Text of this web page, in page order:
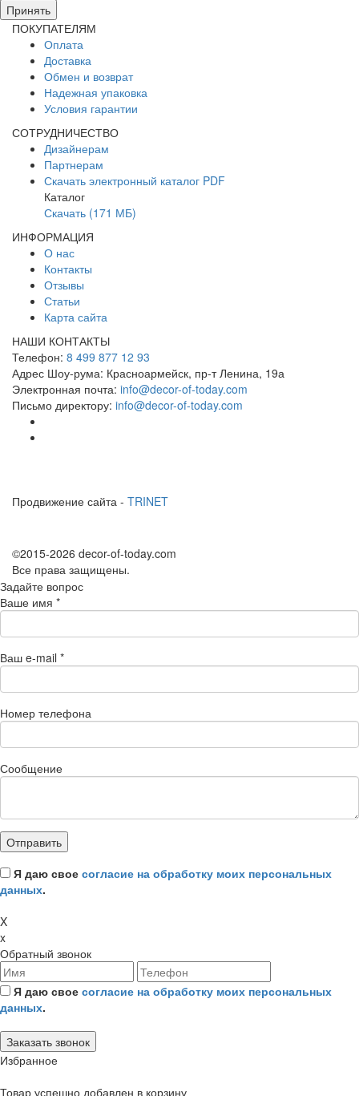
Принять
ПОКУПАТЕЛЯМ
Оплата
Доставка
Обмен и возврат
Надежная упаковка
Условия гарантии
СОТРУДНИЧЕСТВО
Дизайнерам
Партнерам
Скачать электронный каталог PDF
Каталог
Скачать (171 МБ)
ИНФОРМАЦИЯ
О нас
Контакты
Отзывы
Статьи
Карта сайта
НАШИ КОНТАКТЫ
Телефон: 8 499 877 12 93
Адрес Шоу-рума: Красноармейск, пр-т Ленина, 19а
Электронная почта: info@decor-of-today.com
Письмо директору: info@decor-of-today.com
Продвижение сайта - TRINET
©2015-2026 decor-of-today.com
Все права защищены.
Задайте вопрос
Ваше имя *
Ваш e-mail *
Номер телефона
Сообщение
Я даю свое согласие на обработку моих персональных
данных.
X
x
Обратный звонок
Я даю свое согласие на обработку моих персональных
данных.
Избранное
Товар успешно добавлен в корзину